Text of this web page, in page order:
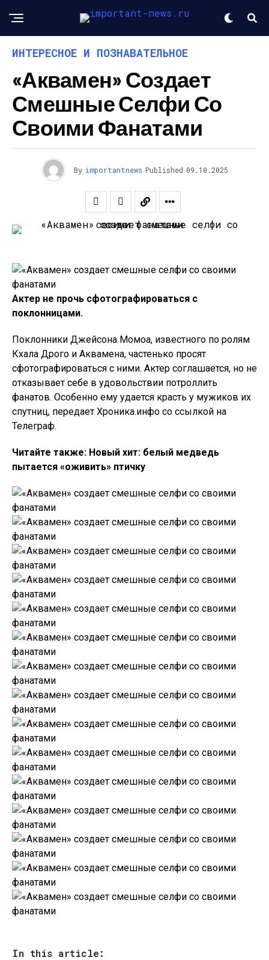
ИНТЕРЕСНОЕ И ПОЗНАВАТЕЛЬНОЕ
«Аквамен» Создает
Смешные Селфи Со
Своими Фанатами
By importantnews Published 09.10.2025
Актер не прочь сфотографироваться с
поклонницами.
Поклонники Джейсона Момоа, известного по ролям
Кхала Дрого и Аквамена, частенько просят
сфотографироваться с ними. Актер соглашается, но не
отказывает себе в удовольствии потроллить
фанатов. Особенно ему удается красть у мужиков их
спутниц, передает Хроника.инфо со ссылкой на
Телеграф.
Читайте также: Новый хит: белый медведь
пытается «оживить» птичку
In this article: